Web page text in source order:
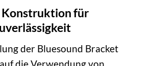
für
der Bluesound Bracket